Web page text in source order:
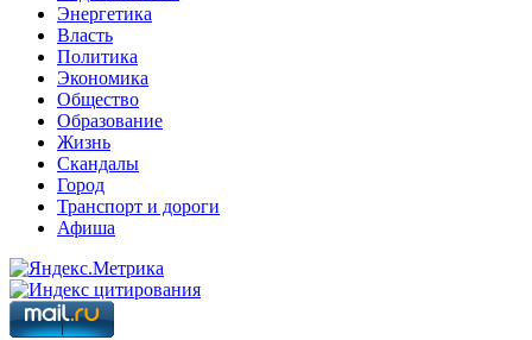
Энергетика
Власть
Политика
Экономика
Общество
Образование
Жизнь
Скандалы
Город
Транспорт и дороги
Афиша